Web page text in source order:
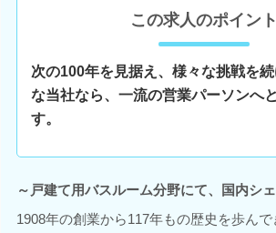
この求人のポイント
次の100年を見据え、様々な挑戦を
な当社なら、一流の営業パーソンへ
す。
～戸建て用バスルーム分野にて、国内シ
1908年の創業から117年もの歴史を歩ん